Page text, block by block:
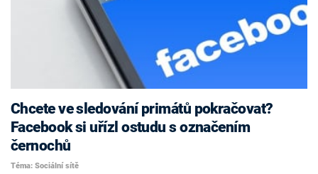
Chcete ve sledování primátů pokračovat?
Facebook si uřízl ostudu s označením
černochů
Téma: Sociální sítě